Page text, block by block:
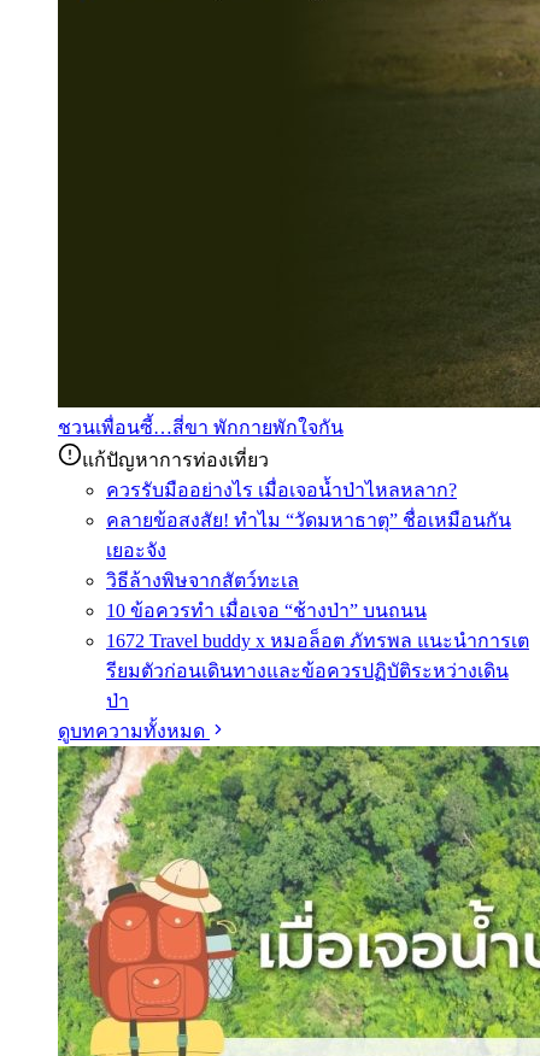
ชวนเพื่อนซี้…สี่ขา พักกายพักใจกัน
แก้ปัญหาการท่องเที่ยว
ควรรับมืออย่างไร เมื่อเจอน้ำป่าไหลหลาก?
คลายข้อสงสัย! ทำไม “วัดมหาธาตุ” ชื่อเหมือนกัน
เยอะจัง
วิธีล้างพิษจากสัตว์ทะเล
10 ข้อควรทำ เมื่อเจอ “ช้างป่า” บนถนน
1672 Travel buddy x หมอล็อต ภัทรพล แนะนำการเต
รียมตัวก่อนเดินทางและข้อควรปฏิบัติระหว่างเดิน
ป่า
ดูบทความทั้งหมด